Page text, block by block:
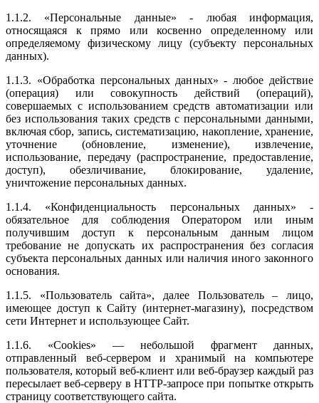
1.1.2. «Персональные данные» - любая информация,
относящаяся к прямо или косвенно определенному или
определяемому физическому лицу (субъекту персональных
данных).
1.1.3. «Обработка персональных данных» - любое действие
(операция) или совокупность действий (операций),
совершаемых с использованием средств автоматизации или
без использования таких средств с персональными данными,
включая сбор, запись, систематизацию, накопление, хранение,
уточнение (обновление, изменение), извлечение,
использование, передачу (распространение, предоставление,
доступ), обезличивание, блокирование, удаление,
уничтожение персональных данных.
1.1.4. «Конфиденциальность персональных данных» -
обязательное для соблюдения Оператором или иным
получившим доступ к персональным данным лицом
требование не допускать их распространения без согласия
субъекта персональных данных или наличия иного законного
основания.
1.1.5. «Пользователь сайта», далее Пользователь – лицо,
имеющее доступ к Сайту(интернет-магазину), посредством
сети Интернет и использующее Сайт.
1.1.6. «Cookies» — небольшой фрагмент данных,
отправленный веб-сервером и хранимый на компьютере
пользователя, который веб-клиент или веб-браузер каждый раз
пересылает веб-серверу в HTTP-запросе при попытке открыть
страницу соответствующего сайта.